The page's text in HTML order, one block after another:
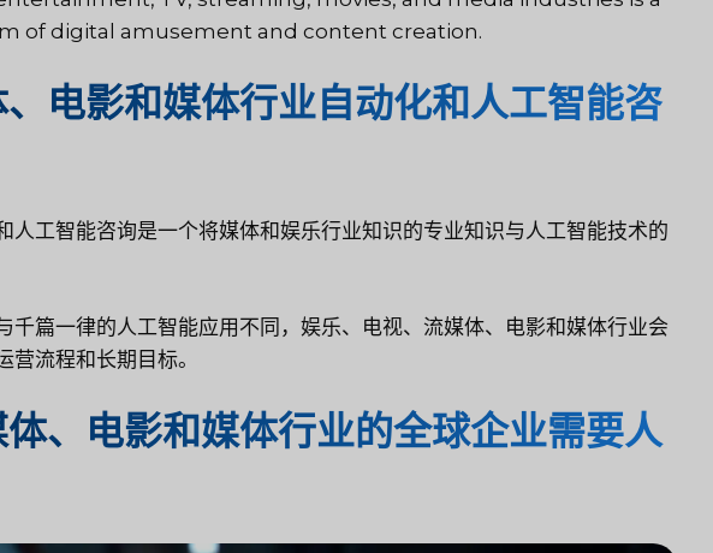
of digital amusement and content creation.
电影和媒体行业自动化和人工智能咨
工智能咨询是一个将媒体和娱乐行业知识的专业知识与人工智能技术的
篇一律的人工智能应用不同，娱乐、电视、流媒体、电影和媒体行业会
流程和长期目标。
、电影和媒体行业的全球企业需要人